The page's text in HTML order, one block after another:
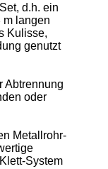
d.h. ein
m langen
Kulisse,
genutzt
Abtrennung
oder
Metallrohr-
System